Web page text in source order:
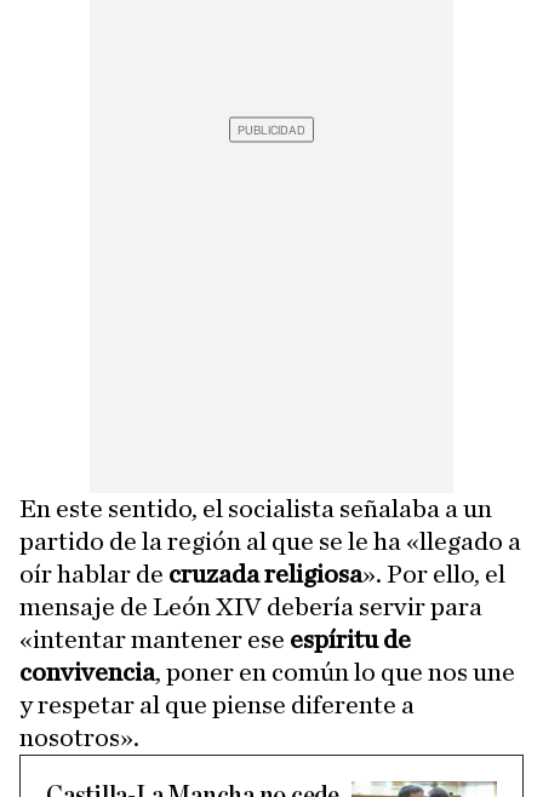
En este sentido, el socialista señalaba a un
partido de la región al que se le ha «llegado a
oír hablar de cruzada religiosa». Por ello, el
mensaje de León XIV debería servir para
«intentar mantener ese espíritu de
convivencia, poner en común lo que nos une
y respetar al que piense diferente a
nosotros».